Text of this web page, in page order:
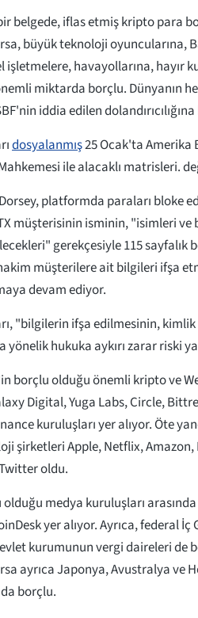
belgede, iflas etmiş kripto para
büyük teknoloji oyuncularına,
işletmelere, havayollarına, hayır
miktarda borçlu. Dünyanın
iddia edilen
dosyalanmış25 Ocak'ta Amerika
ile alacaklı matrisleri.
platformda paraları bloke
müşterisinin isminin, "isimleri
gerekçesiyle 115 sayfalık
müşterilere ait bilgileri ifşa
devam ediyor.
"bilgilerin ifşa edilmesinin, kimlik
yönelik hukuka aykırı zarar riski
borçlu olduğu önemli kripto ve
Digital, Yuga Labs, Circle,
kuruluşları yer alıyor. Öte
şirketleri Apple, Netflix, Amazon,
oldu.
medya kuruluşları
yer alıyor. Ayrıca, federal
kurumunun vergi daireleri de
ayrıca Japonya, Avustralya ve
borçlu.